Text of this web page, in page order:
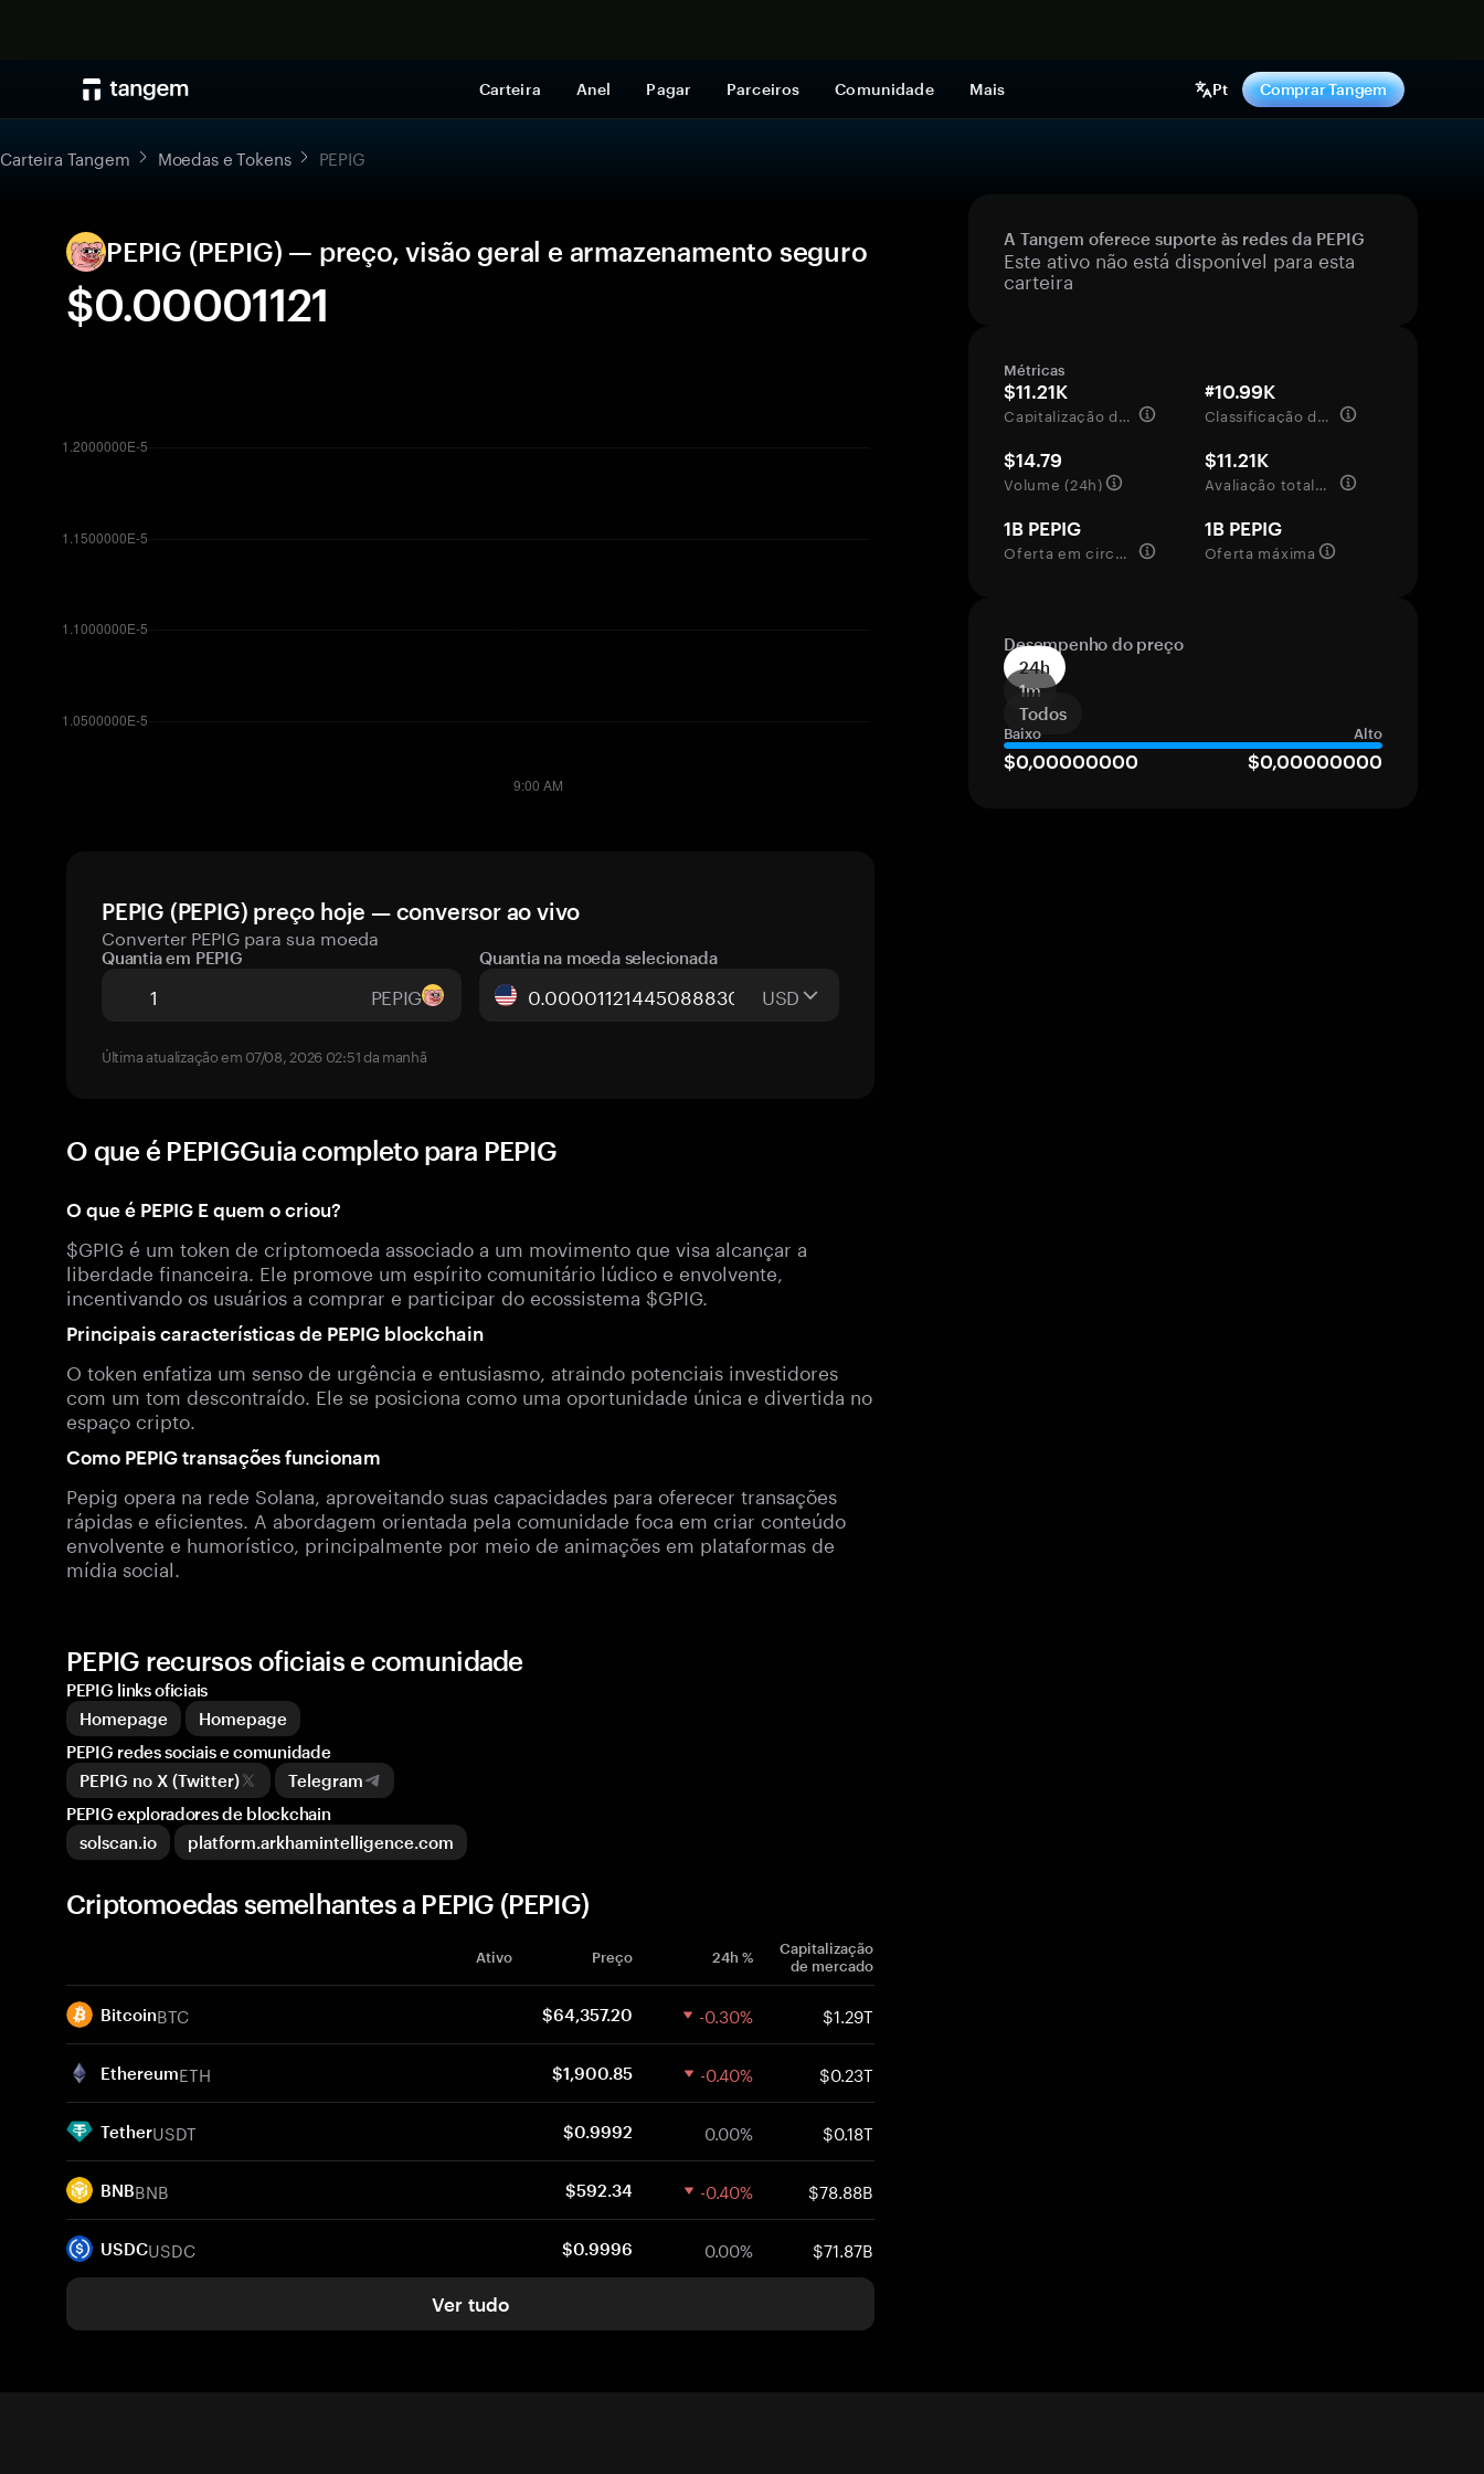
Carteira Anel Pagar Parceiros Comunidade Mais Pt Comprar Tangem
Carteira Tangem Moedas e Tokens PEPIG
PEPIG (PEPIG) — preço, visão geral e armazenamento seguro
$0.00001121
PEPIG (PEPIG) preço hoje — conversor ao vivo
Converter PEPIG para sua moeda
Quantia em PEPIG
PEPIG
Quantia na moeda selecionada
USD
Última atualização em 07/08, 2026 02:51 da manhã
O que é PEPIGGuia completo para PEPIG
O que é PEPIG E quem o criou?
$GPIG é um token de criptomoeda associado a um movimento que visa alcançar a
liberdade financeira. Ele promove um espírito comunitário lúdico e envolvente,
incentivando os usuários a comprar e participar do ecossistema $GPIG.
Principais características de PEPIG blockchain
O token enfatiza um senso de urgência e entusiasmo, atraindo potenciais investidores
com um tom descontraído. Ele se posiciona como uma oportunidade única e divertida no
espaço cripto.
Como PEPIG transações funcionam
Pepig opera na rede Solana, aproveitando suas capacidades para oferecer transações
rápidas e eficientes. A abordagem orientada pela comunidade foca em criar conteúdo
envolvente e humorístico, principalmente por meio de animações em plataformas de
mídia social.
A Tangem oferece suporte às redes da PEPIG
Este ativo não está disponível para esta
carteira
Métricas
$11.21K
Capitalização de mercado
#10.99K
Classificação de mercado
$14.79
Volume (24h)
$11.21K
Avaliação totalmente diluída
1B PEPIG
Oferta em circulação
1B PEPIG
Oferta máxima
Desempenho do preço
24h
1m
Todos
Baixo Alto
$0,00000000 $0,00000000
PEPIG recursos oficiais e comunidade
PEPIG links oficiais
Homepage
Homepage
PEPIG redes sociais e comunidade
PEPIG no X (Twitter)
Telegram
PEPIG exploradores de blockchain
solscan.io
platform.arkhamintelligence.com
Criptomoedas semelhantes a PEPIG (PEPIG)
Ativo Preço 24h %
Capitalização
de mercado
BitcoinBTC $64,357.20 -0.30% $1.29T
EthereumETH $1,900.85 -0.40% $0.23T
TetherUSDT $0.9992 0.00% $0.18T
BNBBNB $592.34 -0.40% $78.88B
USDCUSDC $0.9996 0.00% $71.87B
Ver tudo